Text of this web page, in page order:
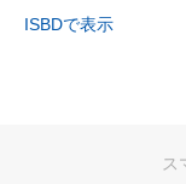
ISBDで表示
ス